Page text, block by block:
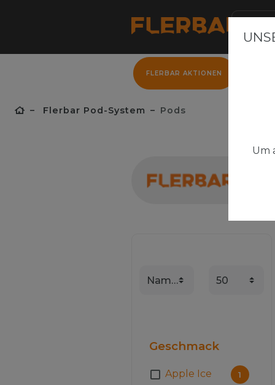
FLERBAR AKTIONEN
Flerbar Pod-System Pods
Geschmack
Apple Ice 1
Um